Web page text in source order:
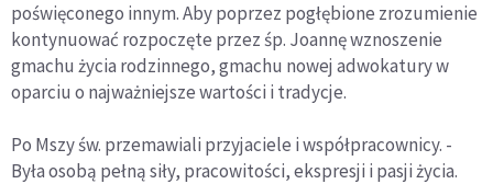
poświęconego innym. Aby poprzez pogłębione zrozumienie
kontynuować rozpoczęte przez śp. Joannę wznoszenie
gmachu życia rodzinnego, gmachu nowej adwokatury w
oparciu o najważniejsze wartości i tradycje.
Po Mszy św. przemawiali przyjaciele i współpracownicy. -
Była osobą pełną siły, pracowitości, ekspresji i pasji życia.